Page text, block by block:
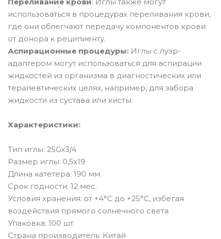
использоваться в процедурах переливания крови,
где они облегчают передачу компонентов крови
от донора к реципиенту.
Аспирационные процедуры: Иглы с луэр-
адаптером могут использоваться для аспирации
жидкостей из организма в диагностических или
терапевтических целях, например, для забора
жидкости из сустава или кисты.
Характеристики:
Тип иглы: 25Gх3/4
Размер иглы: 0,5х19
Длина катетера: 190 мм
Срок годности: 12 мес.
Условия хранения: от +4°С до +25°С, избегая
воздействия прямого солнечного света
Упаковка: 100 шт
Страна производитель: Китай